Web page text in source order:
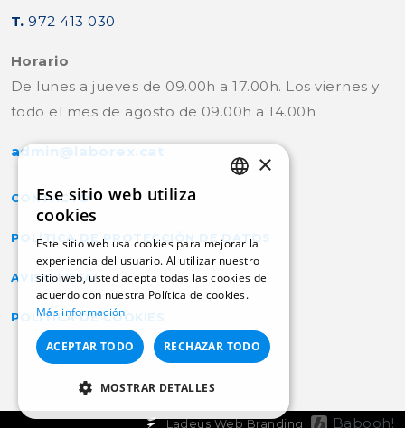
T.972 413 030
Horario
De lunes a jueves de 09.00h a 17.00h. Los viernes y
todo el mes de agosto de 09.00h a 14.00h
admin@laborex.cat
CONTACTO
POLÍTICA DE PROTECCIÓN DE DATOS
AVISO LEGAL
POLÍTICA DE COOKIES
Ladeus Web Branding Babooh!
SPANISH
×
Ese sitio web utiliza
cookies
Este sitio web usa cookies para mejorar la
experiencia del usuario. Al utilizar nuestro
sitio web, usted acepta todas las cookies de
acuerdo con nuestra Política de cookies.
Más información
ACEPTAR TODO RECHAZAR TODO
MOSTRAR DETALLES
COOKIES ESTRICTAMENTE